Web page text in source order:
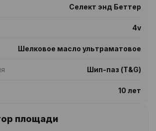
Селект энд Беттер
4v
Шелковое масло ультраматовое
Шип-паз (T&G)
10 лет
площади